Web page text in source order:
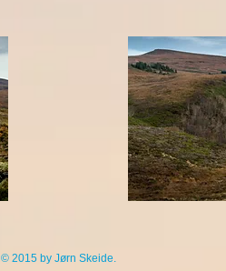
© 2015 by Jørn Skeide.